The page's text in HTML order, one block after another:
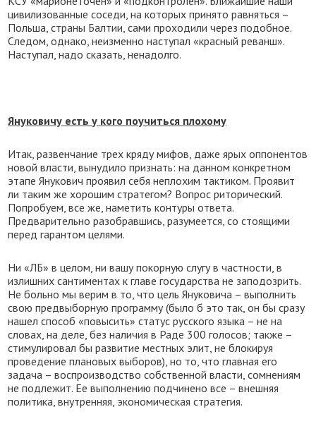
цивилизованные соседи, на которых принято равняться –
Польша, страны Балтии, сами проходили через подобное.
Следом, однако, неизменно наступал «красный реванш».
Наступал, надо сказать, ненадолго.
Януковичу есть у кого поучиться плохому
Итак, развенчание трех кряду мифов, даже ярых оппонентов
новой власти, вынудило признать: на данном конкретном
этапе Янукович проявил себя неплохим тактиком. Проявит
ли таким же хорошим стратегом? Вопрос риторический.
Попробуем, все же, наметить контуры ответа.
Предварительно разобравшись, разумеется, со стоящими
перед гарантом целями.
Ни «ЛБ» в целом, ни вашу покорную слугу в частности, в
излишних сантиментах к главе государства не заподозрить.
Не больно мы верим в то, что цель Януковича – выполнить
свою предвыборную программу (было б это так, он бы сразу
нашел способ «повысить» статус русского языка – не на
словах, на деле, без наличия в Раде 300 голосов; также –
стимулировал бы развитие местных элит, не блокируя
проведение плановых выборов), но то, что главная его
задача – воспроизводство собственной власти, сомнениям
не подлежит. Ее выполнению подчинено все – внешняя
политика, внутренняя, экономическая стратегия.